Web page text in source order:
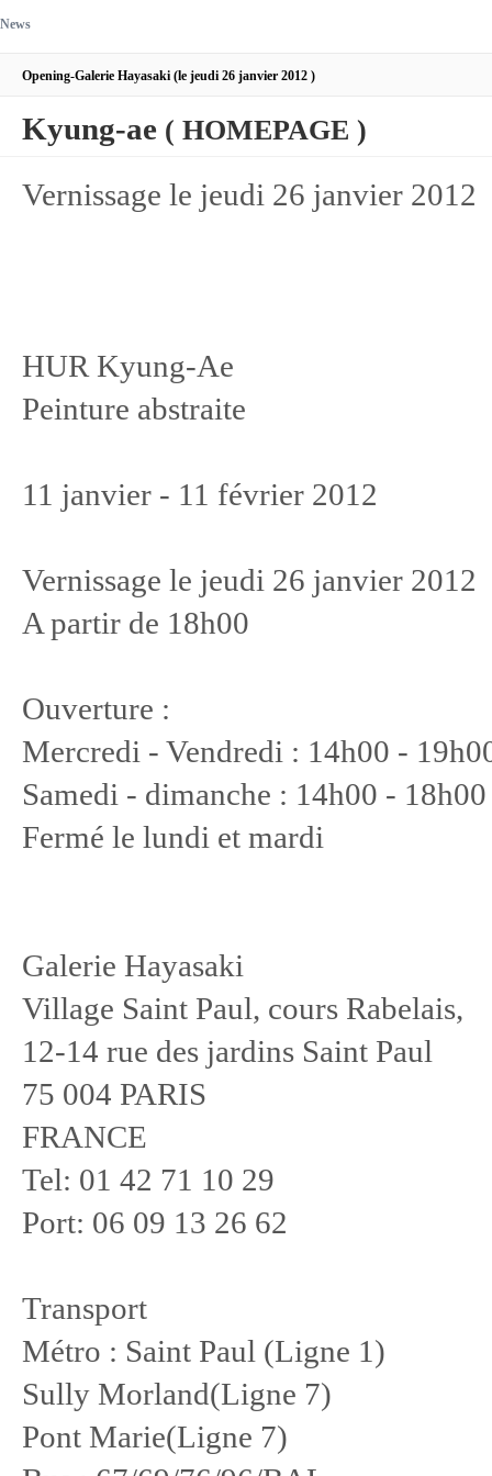
News
Opening-Galerie Hayasaki (le jeudi 26 janvier 2012 )
Kyung-ae ( HOMEPAGE )
Vernissage le jeudi 26 janvier 2012
HUR Kyung-Ae
Peinture abstraite
11 janvier - 11 février 2012
Vernissage le jeudi 26 janvier 2012
A partir de 18h00
Ouverture :
Mercredi - Vendredi : 14h00 -
Samedi - dimanche : 14h00 - 18h00
Fermé le lundi et mardi
Galerie Hayasaki
Village Saint Paul, cours Rabelais,
12-14 rue des jardins Saint Paul
75 004 PARIS
FRANCE
Tel: 01 42 71 10 29
Port: 06 09 13 26 62
Transport
Métro : Saint Paul (Ligne 1)
Sully Morland(Ligne 7)
Pont Marie(Ligne 7)